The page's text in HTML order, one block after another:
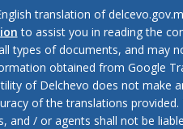
јуни 2022 г
15.06.2022 г
увид во приложената
г констатира дека се
на Република С
translation of
to assist you in reading the
types of documents, and may
obtained from Google
of Delchevo does not make
of the translations
and / or agents shall not be